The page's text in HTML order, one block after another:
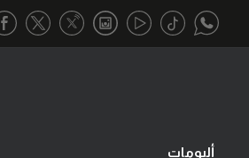
ألبومات